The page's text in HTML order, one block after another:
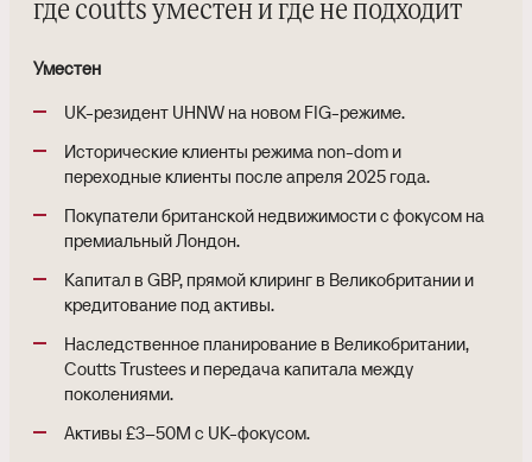
где coutts уместен и где не подходит
Уместен
UK-резидент UHNW на новом FIG-режиме.
Исторические клиенты режима non-dom и
переходные клиенты после апреля 2025 года.
Покупатели британской недвижимости с фокусом на
премиальный Лондон.
Капитал в GBP, прямой клиринг в Великобритании и
кредитование под активы.
Наследственное планирование в Великобритании,
Coutts Trustees и передача капитала между
поколениями.
Активы £3–50M с UK-фокусом.